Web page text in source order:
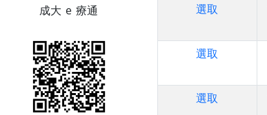
成大 e 療通
選取
選取
選取